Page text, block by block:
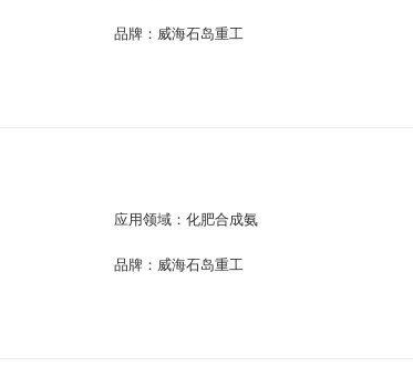
品牌：威海石岛重工
应用领域：化肥合成氨
品牌：威海石岛重工